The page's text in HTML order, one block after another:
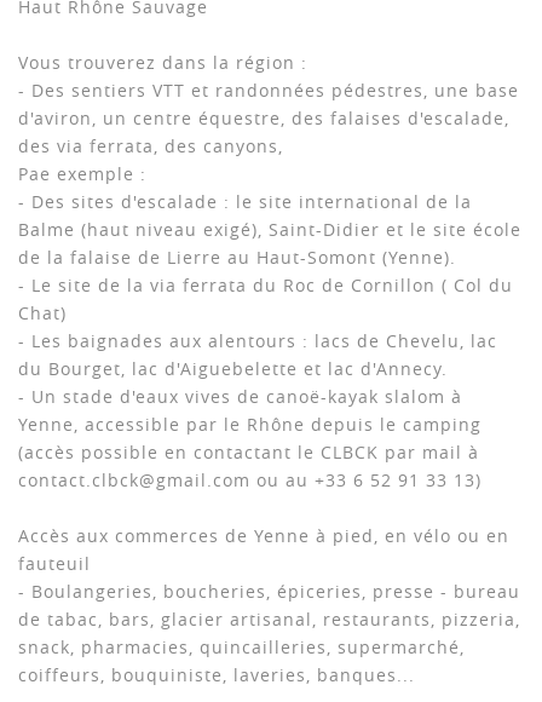
Haut Rhône Sauvage
Vous trouverez dans la région :
- Des sentiers VTT et randonnées pédestres, une base
d'aviron, un centre équestre, des falaises d'escalade,
des via ferrata, des canyons,
Pae exemple :
- Des sites d'escalade : le site international de la
Balme (haut niveau exigé), Saint-Didier et le site école
de la falaise de Lierre au Haut-Somont (Yenne).
- Le site de la via ferrata du Roc de Cornillon ( Col du
Chat)
- Les baignades aux alentours : lacs de Chevelu, lac
du Bourget, lac d'Aiguebelette et lac d'Annecy.
- Un stade d'eaux vives de canoë-kayak slalom à
Yenne, accessible par le Rhône depuis le camping
(accès possible en contactant le CLBCK par mail à
contact.clbck@gmail.com ou au +33 6 52 91 33 13)
Accès aux commerces de Yenne à pied, en vélo ou en
fauteuil
- Boulangeries, boucheries, épiceries, presse - bureau
de tabac, bars, glacier artisanal, restaurants, pizzeria,
snack, pharmacies, quincailleries, supermarché,
coiffeurs, bouquiniste, laveries, banques...